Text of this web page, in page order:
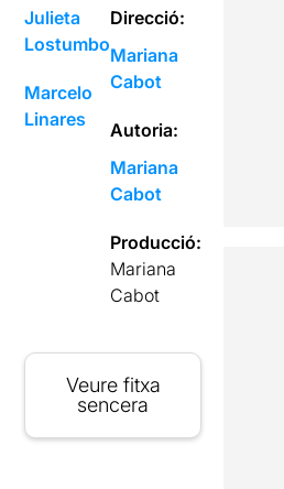
Julieta
Lostumbo
Marcelo
Linares
Direcció:
Mariana
Cabot
Autoria:
Mariana
Cabot
Producció:
Mariana
Cabot
Veure fitxa
sencera